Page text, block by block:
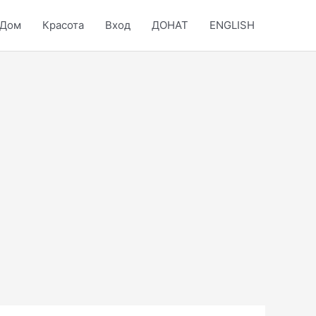
Дом Красота Вход ДОНАТ ENGLISH